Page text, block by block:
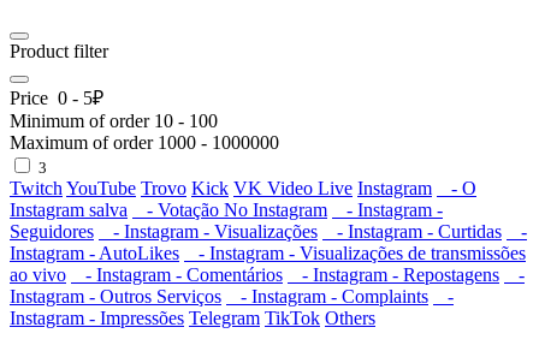
Product filter
Price 0 - 5₽
Minimum of order 10 - 100
Maximum of order 1000 - 1000000
3
Twitch YouTube Trovo Kick VK Video Live Instagram
- O
Instagram salva
- Votação No Instagram
- Instagram -
Seguidores
- Instagram - Visualizações - Instagram - Curtidas
-
Instagram - AutoLikes
- Instagram - Visualizações de transmissões
ao vivo
- Instagram - Comentários - Instagram - Repostagens
-
Instagram - Outros Serviços
- Instagram - Complaints
-
Instagram - Impressões Telegram TikTok Others